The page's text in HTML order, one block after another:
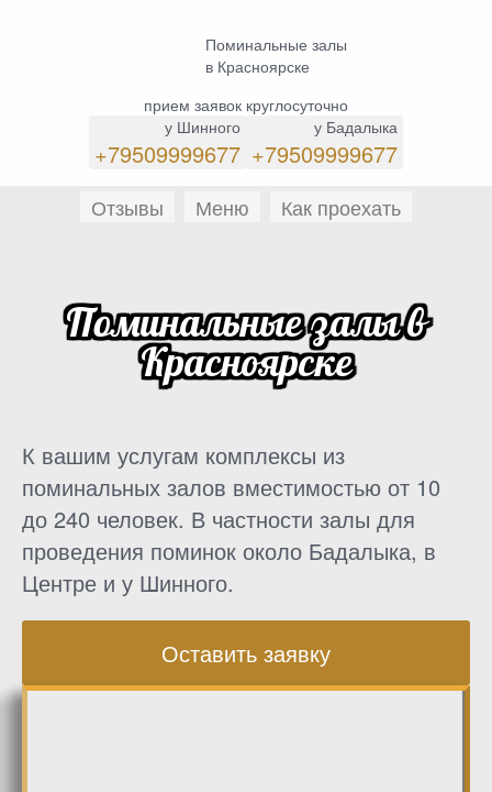
Поминальные залы
в Красноярске
прием заявок круглосуточно
у Шинного
+79509999677
у Бадалыка
+79509999677
Отзывы Меню Как проехать
Поминальные залы в
Красноярске
К вашим услугам комплексы из
поминальных залов вместимостью от 10
до 240 человек. В частности залы для
проведения поминок около Бадалыка, в
Центре и у Шинного.
Оставить заявку